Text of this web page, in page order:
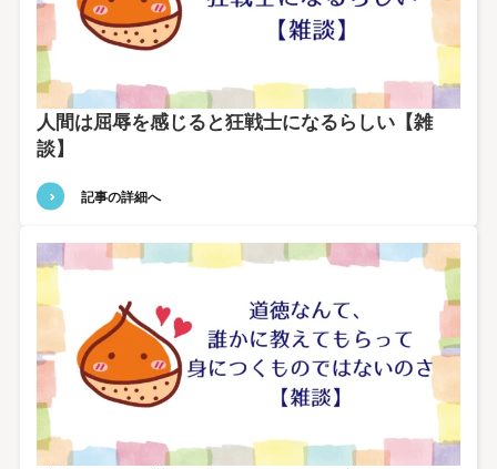
人間は屈辱を感じると狂戦士になるらしい【雑
談】
記事の詳細へ